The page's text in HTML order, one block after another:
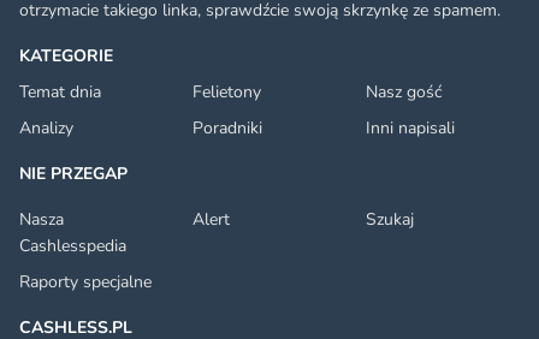
KATEGORIE
Temat dnia
Felietony
Nasz gość
Analizy
Poradniki
Inni napisali
NIE PRZEGAP
Nasza
Cashlesspedia
Alert Szukaj
Raporty specjalne
CASHLESS.PL
otrzymacie takiego linka, sprawdźcie swoją skrzynkę ze spamem.